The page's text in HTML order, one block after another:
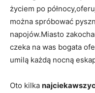
życiem po
można spróbować
napojów.Miasto
czeka na was bogata
umilą każdą nocną
Oto kilka